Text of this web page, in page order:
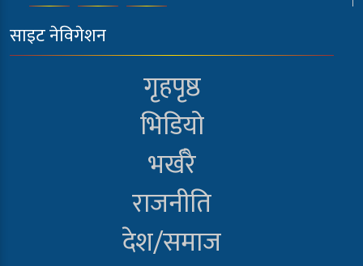
साइट नेविगेशन
गृहपृष्ठ
भिडियो
भर्खरै
राजनीति
देश/समाज